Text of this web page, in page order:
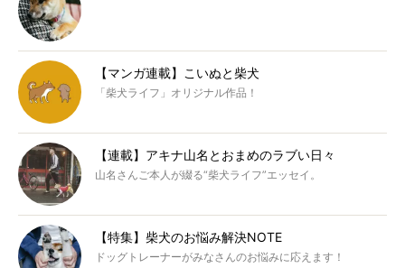
【マンガ連載】こいぬと柴犬
「柴犬ライフ」オリジナル作品！
【連載】アキナ山名とおまめのラブい日々
山名さんご本人が綴る“柴犬ライフ”エッセイ。
【特集】柴犬のお悩み解決NOTE
ドッグトレーナーがみなさんのお悩みに応えます！